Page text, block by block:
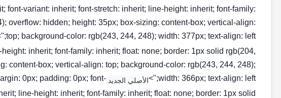
font-variant: inherit; font-stretch: inherit; line-height: inherit; font-family:
overflow: hidden; height: 35px; box-sizing: content-box; vertical-align:
top; background-color: rgb(243, 244, 248); width: 377px; text-align: left;">
inherit; font-family: inherit; float: none; border: 1px solid rgb(204,
content-box; vertical-align: top; background-color: rgb(243, 244, 248);
width: 366px; text-align: left;">
الأصلي الجديد CAT INJECTOR 0px; padding: 0px; font-
line-height: inherit; font-family: inherit; float: none; border: 1px solid